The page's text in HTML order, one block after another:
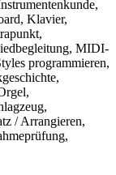
Klavier,
MIDI-
programmieren,
/ Arrangieren,